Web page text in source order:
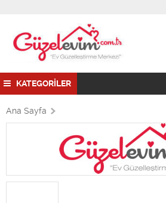
KATEGORİLER
Ana Sayfa